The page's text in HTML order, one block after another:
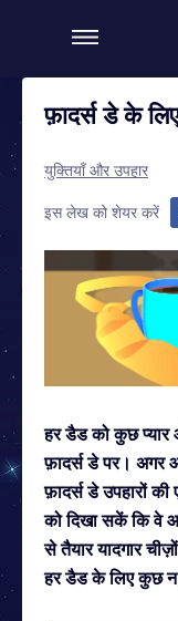
फ़ादर्स डे के
युक्तियाँ और उपहार
इस लेख को शेयर करें
हर डैड को कुछ प्यार
फ़ादर्स डे पर। अगर
फ़ादर्स डे उपहारों
को दिखा सकें कि वे
से तैयार यादगार
हर डैड के लिए कुछ